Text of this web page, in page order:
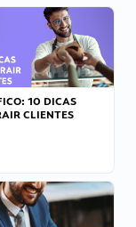
10 DICAS
CLIENTES